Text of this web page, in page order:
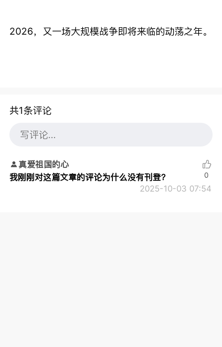
2026，又一场大规模战争即将来临的动荡之年。
共1条评论
真爱祖国的心
我刚刚对这篇文章的评论为什么没有刊登？
2025-10-03 07:54
0